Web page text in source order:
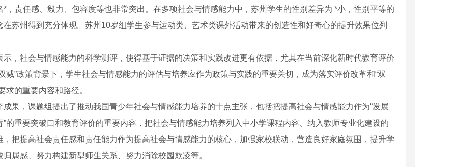
国粹文化 薪火相传
*，责任感、毅力、包容度等也非常突出。在多项社会与情感能力中，苏州学生的性别差异为 *小，性别平等的
在苏州得到充分体现。苏州10岁组学生参与运动类、艺术类课外活动带来的创造性和好奇心的提升效果位列
示，社会与情感能力的科学测评，使得基于证据的决策和实践改进更有依据，尤其在当前深化新时代教育评价
减”政策背景下，学生社会与情感能力的评估与培养应作为政策与实践的重要关切，成为落实评价改革和“双
求的重要内容和路径。
成果，课题组提出了推动我国青少年社会与情感能力培养的十点主张，包括把提高社会与情感能力作为“发展
”的重要突破口和教育评价的重要内容，把社会与情感能力培养列入中小学课程内容、纳入教师专业化建设的
，把提高社会责任感和责任能力作为提高社会与情感能力的核心，加强家校联动，营造良好家庭氛围，提升学
归属感、努力构建新型师生关系、努力消除校园欺凌等。